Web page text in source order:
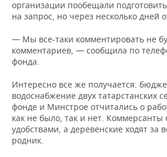
организации пообещали
на запрос, но через несколько дней
— Мы все-таки комментировать не
комментариев, — сообщила по
фонда.
Интересно все же получается:
водоснабжение двух татарстанских
фонде и Минстрое отчитались о
как не было, так и нет. Коммерсанты
удобствами, а деревенские ходят за
родник.